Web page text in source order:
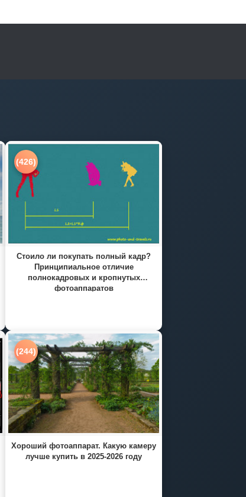
(426)
Стоило ли покупать полный кадр?
Принципиальное отличие
полнокадровых и кропнутых
фотоаппаратов
(244)
Хороший фотоаппарат. Какую камеру
лучше купить в 2025-2026 году